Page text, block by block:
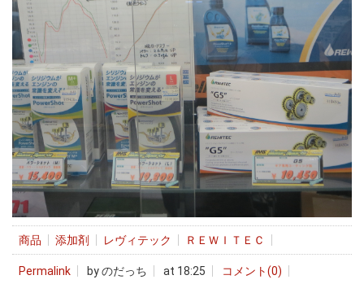
商品 添加剤 レヴィテック ＲＥＷＩＴＥＣ
Permalink by のだっち at 18:25 コメント(0)